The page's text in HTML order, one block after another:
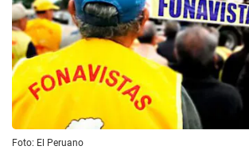
Foto: El Peruano